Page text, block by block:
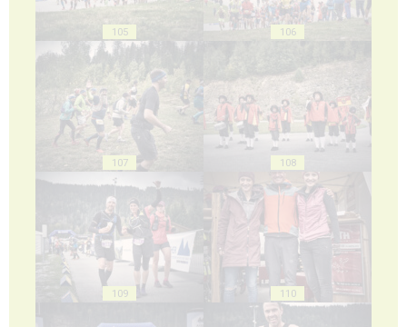
105 106
107 108
109 110